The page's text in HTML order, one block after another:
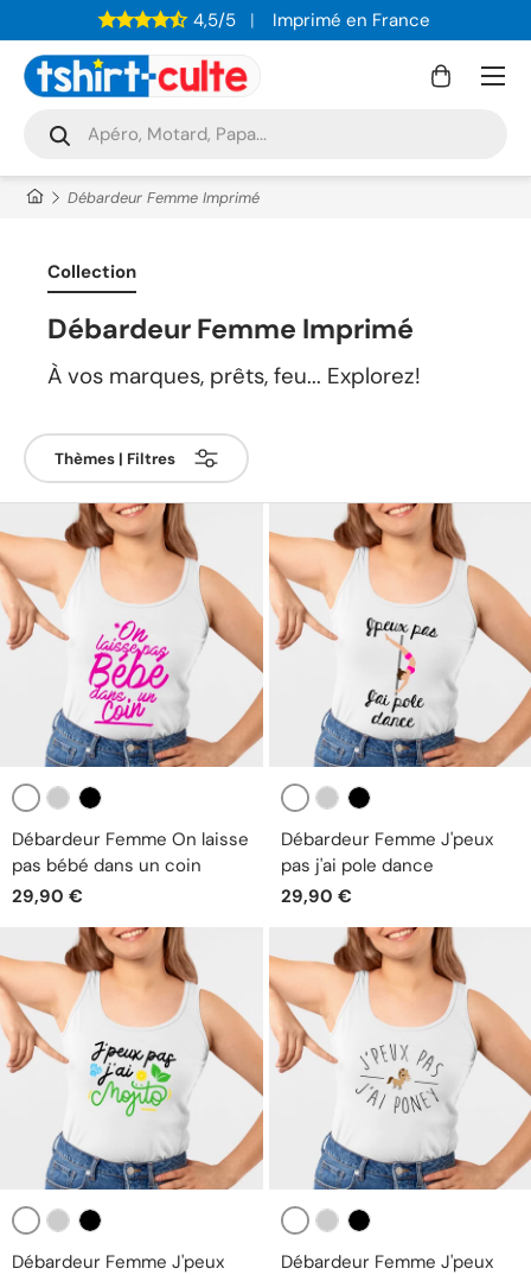
ALLER AU CONTENU
4,5/5 Imprimé en France
Recherche
Rechercher
Panier
Menu
Débardeur Femme Imprimé
Collection
Débardeur Femme Imprimé
À vos marques, prêts, feu... Explorez!
Thèmes | Filtres
Blanc
Débardeur Femme On laisse
pas bébé dans un coin
29,90 €
Blanc
Débardeur Femme J'peux
pas j'ai pole dance
29,90 €
Blanc
Débardeur Femme J'peux
Blanc
Débardeur Femme J'peux